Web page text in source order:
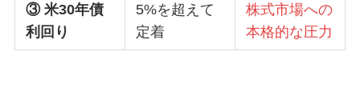
③ 米30年債
利回り
5%を超えて
定着
株式市場への
本格的な圧力